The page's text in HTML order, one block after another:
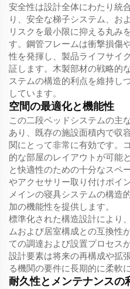
安全性は設計全体にわたり統
り、安全な梯子システム、お
リスクを最小限に抑える丸み
す。鋼管フレームは衝撃損傷
性を発揮し、製品ライフサイ
証します。木製部材の戦略的
ステムの構造的利点を維持し
しています。
空間の最適化と機能性
この二段ベッドシステムの主
あり、既存の施設面積内で収
関にとって非常に有効です。
的な部屋のレイアウトが可能
と快適性のための十分なスペ
やアクセサリー取り付けポイ
メインの寝具システムの構造
加の機能性を提供します。
標準化された構造設計により
ムおよび居室構成との互換性
ての調達および設置プロセス
設計要素は将来の再構成や拡
る機関の要件に長期的に柔軟
耐久性とメンテナンスの